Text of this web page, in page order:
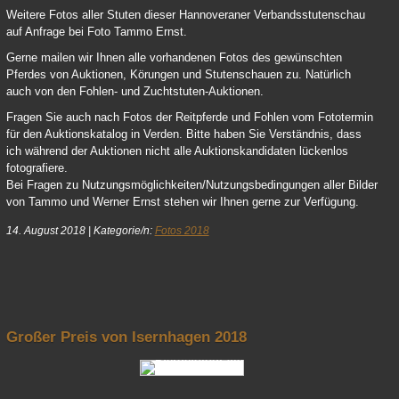
Herwart Von Der Decken Schau 2018 01
Weitere Fotos aller Stuten dieser Hannoveraner Verbandsstutenschau
auf Anfrage bei Foto Tammo Ernst.
Gerne mailen wir Ihnen alle vorhandenen Fotos des gewünschten
Pferdes von Auktionen, Körungen und Stutenschauen zu. Natürlich
auch von den Fohlen- und Zuchtstuten-Auktionen.
Fragen Sie auch nach Fotos der Reitpferde und Fohlen vom Fototermin
für den Auktionskatalog in Verden. Bitte haben Sie Verständnis, dass
ich während der Auktionen nicht alle Auktionskandidaten lückenlos
fotografiere.
Bei Fragen zu Nutzungsmöglichkeiten/Nutzungsbedingungen aller Bilder
von Tammo und Werner Ernst stehen wir Ihnen gerne zur Verfügung.
14. August 2018| Kategorie/n: Fotos 2018
Großer Preis von Isernhagen 2018